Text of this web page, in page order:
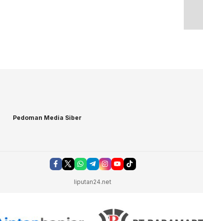
Pedoman Media Siber
liputan24.net